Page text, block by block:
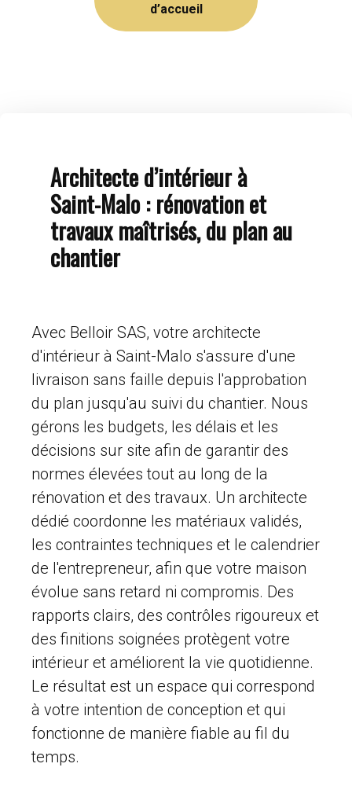
d’accueil
Architecte d’intérieur à
Saint-Malo : rénovation et
travaux maîtrisés, du plan au
chantier
Avec Belloir SAS, votre architecte
d'intérieur à Saint-Malo s'assure d'une
livraison sans faille depuis l'approbation
du plan jusqu'au suivi du chantier. Nous
gérons les budgets, les délais et les
décisions sur site afin de garantir des
normes élevées tout au long de la
rénovation et des travaux. Un architecte
dédié coordonne les matériaux validés,
les contraintes techniques et le calendrier
de l'entrepreneur, afin que votre maison
évolue sans retard ni compromis. Des
rapports clairs, des contrôles rigoureux et
des finitions soignées protègent votre
intérieur et améliorent la vie quotidienne.
Le résultat est un espace qui correspond
à votre intention de conception et qui
fonctionne de manière fiable au fil du
temps.